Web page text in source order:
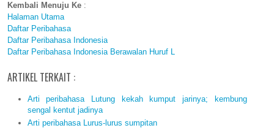
Kembali Menuju Ke :
Halaman Utama
Daftar Peribahasa
Daftar Peribahasa Indonesia
Daftar Peribahasa Indonesia Berawalan Huruf L
ARTIKEL TERKAIT :
Arti peribahasa Lutung kekah kumput jarinya; kembung
sengal kentut jadinya
Arti peribahasa Lurus-lurus sumpitan